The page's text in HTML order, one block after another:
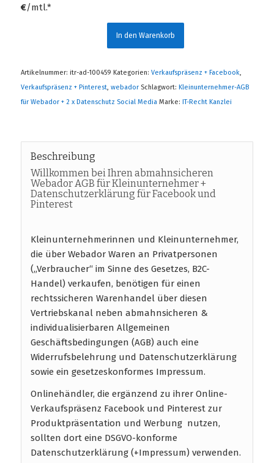
€/mtl.*
In den Warenkorb
Artikelnummer: itr-ad-100459 Kategorien: Verkaufspräsenz + Facebook,
Verkaufspräsenz + Pinterest, webador Schlagwort: Kleinunternehmer-AGB
für Webador + 2 x Datenschutz Social Media Marke: IT-Recht Kanzlei
Beschreibung
Willkommen bei Ihren abmahnsicheren
Webador AGB für Kleinunternehmer +
Datenschutzerklärung für Facebook und
Pinterest
Kleinunternehmerinnen und Kleinunternehmer,
die über Webador Waren an Privatpersonen
(„Verbraucher“ im Sinne des Gesetzes, B2C-
Handel) verkaufen, benötigen für einen
rechtssicheren Warenhandel über diesen
Vertriebskanal neben abmahnsicheren &
individualisierbaren Allgemeinen
Geschäftsbedingungen (AGB) auch eine
Widerrufsbelehrung und Datenschutzerklärung
sowie ein gesetzeskonformes Impressum.
Onlinehändler, die ergänzend zu ihrer Online-
Verkaufspräsenz Facebook und Pinterest zur
Produktpräsentation und Werbung nutzen,
sollten dort eine DSGVO-konforme
Datenschutzerklärung (+Impressum) verwenden.